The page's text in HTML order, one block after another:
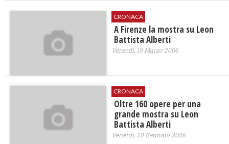
CRONACA
A Firenze la mostra su Leon
Battista Alberti
Venerdì, 10 Marzo 2006
CRONACA
Oltre 160 opere per una
grande mostra su Leon
Battista Alberti
Venerdì, 20 Gennaio 2006